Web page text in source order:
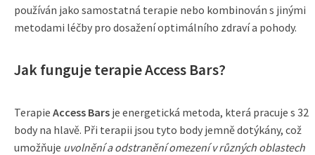
používán jako samostatná terapie nebo kombinován s jinými
metodami léčby pro dosažení optimálního zdraví a pohody.
Jak funguje terapie Access Bars?
Terapie Access Bars je energetická metoda, která pracuje s 32
body na hlavě. Při terapii jsou tyto body jemně dotýkány, což
umožňuje uvolnění a odstranění omezení v různých oblastech